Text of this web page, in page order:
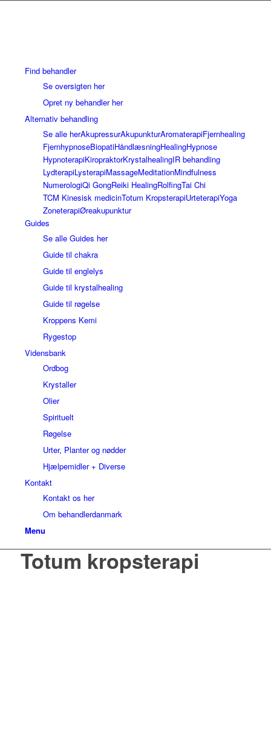
Find behandler
Se oversigten her
Opret ny behandler her
Alternativ behandling
Se alle herAkupressurAkupunkturAromaterapiFjernhealing
FjernhypnoseBiopatiHåndlæsningHealingHypnose
HypnoterapiKiropraktorKrystalhealingIR behandling
LydterapiLysterapiMassageMeditationMindfulness
NumerologiQi GongReiki HealingRolfingTai Chi
TCM Kinesisk medicinTotum KropsterapiUrteterapiYoga
ZoneterapiØreakupunktur
Guides
Se alle Guides her
Guide til chakra
Guide til englelys
Guide til krystalhealing
Guide til røgelse
Kroppens Kemi
Rygestop
Vidensbank
Ordbog
Krystaller
Olier
Spirituelt
Røgelse
Urter, Planter og nødder
Hjælpemidler + Diverse
Kontakt
Kontakt os her
Om behandlerdanmark
Menu
Totum kropsterapi